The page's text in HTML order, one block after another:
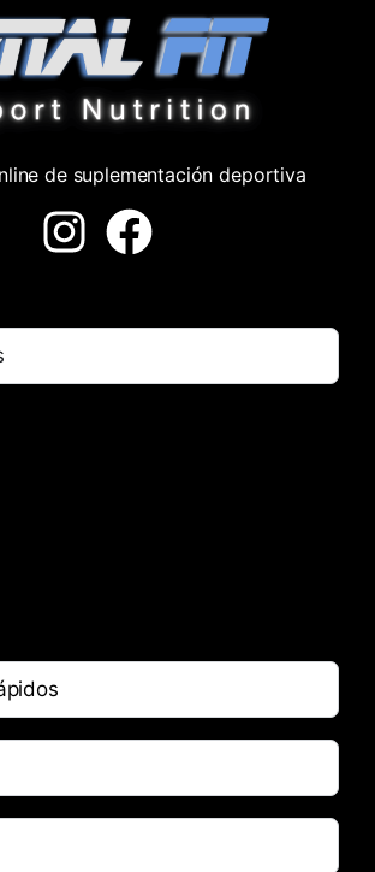
de suplementación deportiva